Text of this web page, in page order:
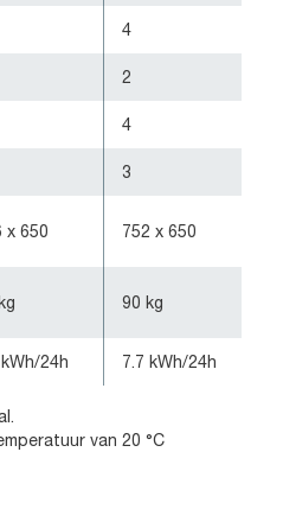
4
2
4
3
x 650 752 x 650
90 kg
24h 7.7 kWh/24h
van 20 °C